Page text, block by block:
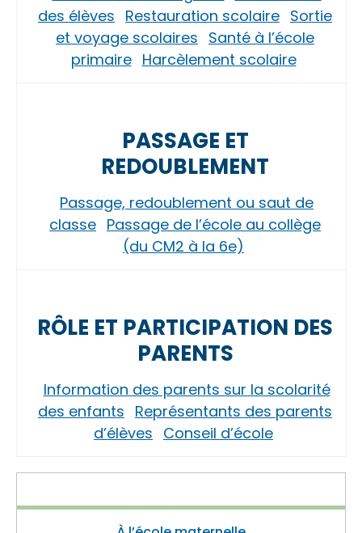
des élèves Restauration scolaire Sortie
et voyage scolaires Santé à l’école
primaire Harcèlement scolaire
PASSAGE ET
REDOUBLEMENT
Passage, redoublement ou saut de
classe Passage de l’école au collège
(du CM2 à la 6e)
RÔLE ET PARTICIPATION DES
PARENTS
Information des parents sur la scolarité
des enfants Représentants des parents
d’élèves Conseil d’école